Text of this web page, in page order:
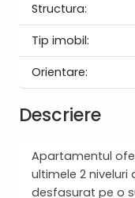
Structura:
Tip imobil:
Orientare:
Descriere
Apartamentul
ultimele 2 niveluri
desfasurat pe o